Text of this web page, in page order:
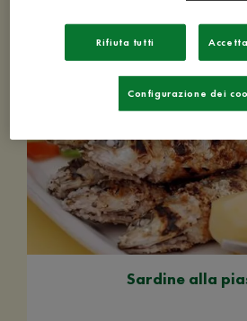
Sardine alla
Rifiuta tutti
Configurazione dei